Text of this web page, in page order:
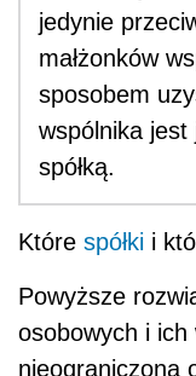
jedynie
małżonków
sposobem
wspólnika
spółką.
Które spółki i
Powyższe
osobowych i ich
nieograniczoną